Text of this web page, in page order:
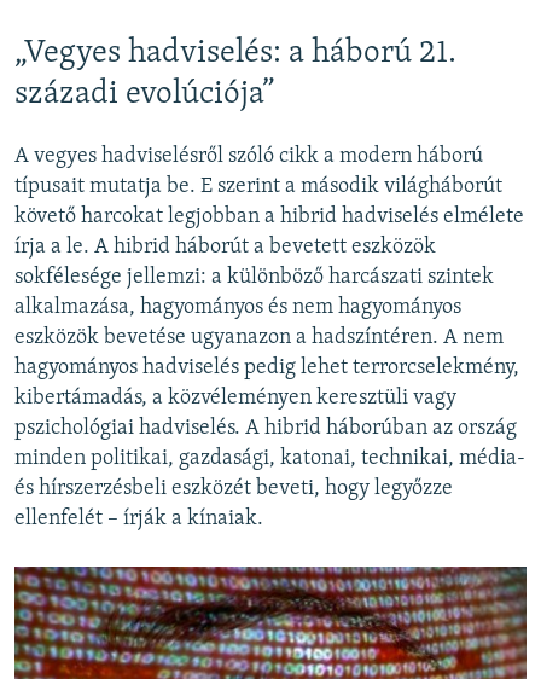
„Vegyes hadviselés: a háború 21.
századi evolúciója”
A vegyes hadviselésről szóló cikk a modern háború
típusait mutatja be. E szerint a második világháborút
követő harcokat legjobban a hibrid hadviselés elmélete
írja a le. A hibrid háborút a bevetett eszközök
sokfélesége jellemzi: a különböző harcászati szintek
alkalmazása, hagyományos és nem hagyományos
eszközök bevetése ugyanazon a hadszíntéren. A nem
hagyományos hadviselés pedig lehet terrorcselekmény,
kibertámadás, a közvéleményen keresztüli vagy
pszichológiai hadviselés. A hibrid háborúban az ország
minden politikai, gazdasági, katonai, technikai, média-
és hírszerzésbeli eszközét beveti, hogy legyőzze
ellenfelét – írják a kínaiak.